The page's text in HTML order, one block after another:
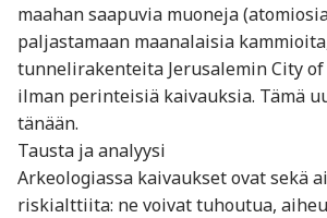
maahan saapuvia muoneja
paljastamaan maanalaisia
tunneli­rakenteita Jerusalemin City
ilman perinteisiä kaivauksia. Tämä
tänään.
Tausta ja analyysi
Arkeologiassa kaivaukset ovat sekä
riskialttiita: ne voivat tuhoutua,